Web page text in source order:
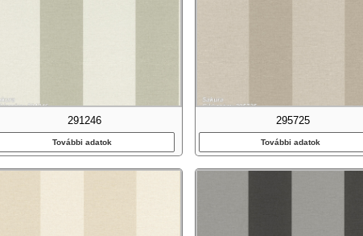
291246
További adatok
295725
További adatok